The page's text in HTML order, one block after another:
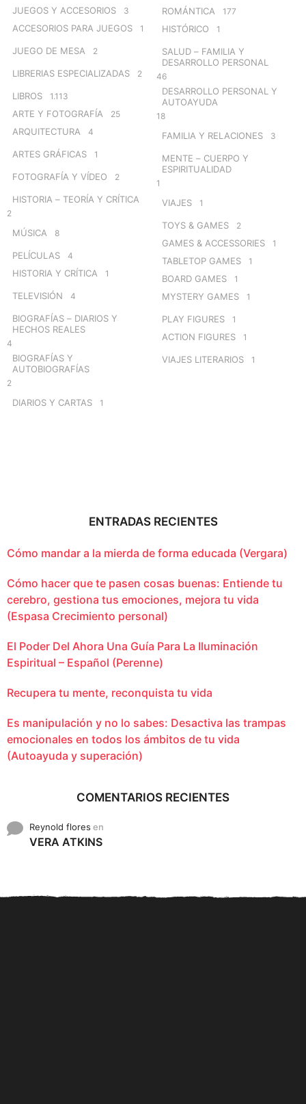
JUEGOS Y ACCESORIOS 3
ACCESORIOS PARA JUEGOS 1
JUEGO DE MESA 2
LIBRERIAS ESPECIALIZADAS 2
LIBROS 1.113
ARTE Y FOTOGRAFÍA 25
ARQUITECTURA 4
ARTES GRÁFICAS 1
FOTOGRAFÍA Y VÍDEO 2
HISTORIA – TEORÍA Y CRÍTICA
2
MÚSICA 8
PELÍCULAS 4
HISTORIA Y CRÍTICA 1
TELEVISIÓN 4
BIOGRAFÍAS – DIARIOS Y
HECHOS REALES
4
BIOGRAFÍAS Y
AUTOBIOGRAFÍAS
2
DIARIOS Y CARTAS 1
ROMÁNTICA 177
HISTÓRICO 1
SALUD – FAMILIA Y
DESARROLLO PERSONAL
46
DESARROLLO PERSONAL Y
AUTOAYUDA
18
FAMILIA Y RELACIONES 3
MENTE – CUERPO Y
ESPIRITUALIDAD
1
VIAJES 1
TOYS & GAMES 2
GAMES & ACCESSORIES 1
TABLETOP GAMES 1
BOARD GAMES 1
MYSTERY GAMES 1
PLAY FIGURES 1
ACTION FIGURES 1
VIAJES LITERARIOS 1
ENTRADAS RECIENTES
Cómo mandar a la mierda de forma educada (Vergara)
Cómo hacer que te pasen cosas buenas: Entiende tu
cerebro, gestiona tus emociones, mejora tu vida
(Espasa Crecimiento personal)
El Poder Del Ahora Una Guía Para La Iluminación
Espiritual – Español (Perenne)
Recupera tu mente, reconquista tu vida
Es manipulación y no lo sabes: Desactiva las trampas
emocionales en todos los ámbitos de tu vida
(Autoayuda y superación)
COMENTARIOS RECIENTES
Reynold flores en
VERA ATKINS